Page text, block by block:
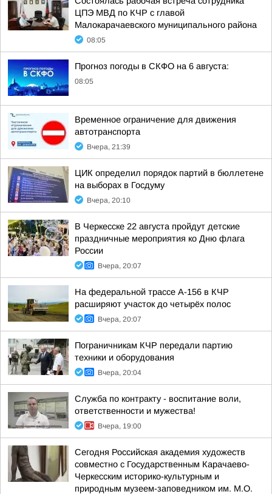
ЦПЭ МВД по КЧР с главой
Малокарачаевского муниципального района
08:05
Прогноз погоды в СКФО на 6 августа:
08:05
Временное ограничение для движения
автотранспорта
Вчера, 21:39
ЦИК определил порядок партий в бюллетене
на выборах в Госдуму
Вчера, 20:10
В Черкесске 22 августа пройдут детские
праздничные мероприятия ко Дню флага
России
Вчера, 20:07
На федеральной трассе А-156 в КЧР
расширяют участок до четырёх полос
Вчера, 20:07
Пограничникам КЧР передали партию
техники и оборудования
Вчера, 20:04
Служба по контракту - воспитание воли,
ответственности и мужества!
Вчера, 19:00
Сегодня Российская академия художеств
совместно с Государственным Карачаево-
Черкесским историко-культурным и
природным музеем-заповедником им. М.О.